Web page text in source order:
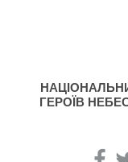
ГЕРОЇВ